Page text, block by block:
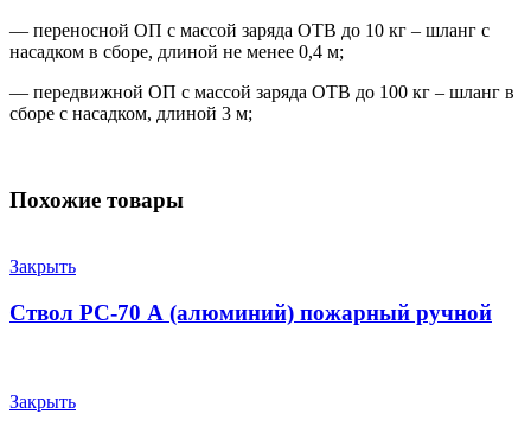
— переносной ОП с массой заряда ОТВ до 10 кг – шланг с
насадком в сборе, длиной не менее 0,4 м;
— передвижной ОП с массой заряда ОТВ до 100 кг – шланг в
сборе с насадком, длиной 3 м;
Похожие товары
Закрыть
Ствол РС-70 А (алюминий) пожарный ручной
Закрыть